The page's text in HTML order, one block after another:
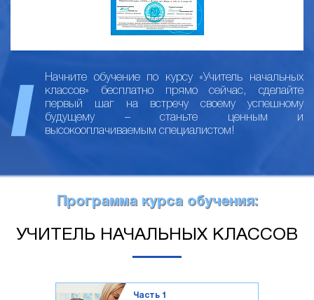
Начните обучение по курсу «Учитель начальных
классов» бесплатно прямо сейчас, сделайте
первый шаг на встречу своему успешному
будущему – станьте ценным и
высокооплачиваемым специалистом!
Программа курса обучения:
УЧИТЕЛЬ НАЧАЛЬНЫХ КЛАССОВ
Часть 1